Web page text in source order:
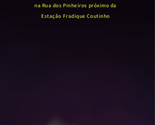
na Rua dos Pinheiros próximo da
Estação Fradique Coutinho